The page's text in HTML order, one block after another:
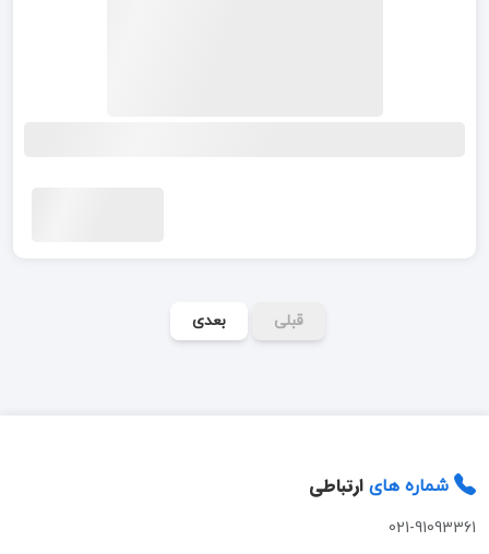
قبلی بعدی
شماره های ارتباطی
021-91093361